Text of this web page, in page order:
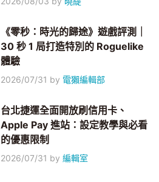
《零秒：時光的歸途》遊戲評測｜
30 秒 1 局打造特別的 Roguelike
體驗
2026/07/31 by 電獺編輯部
台北捷運全面開放刷信用卡、
Apple Pay 進站：設定教學與必看
的優惠限制
2026/07/31 by編輯室